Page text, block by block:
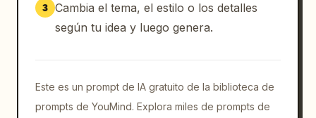
3 Cambia el tema, el estilo o los detalles
según tu idea y luego genera.
Este es un prompt de IA gratuito de la biblioteca de
prompts de YouMind. Explora miles de prompts de